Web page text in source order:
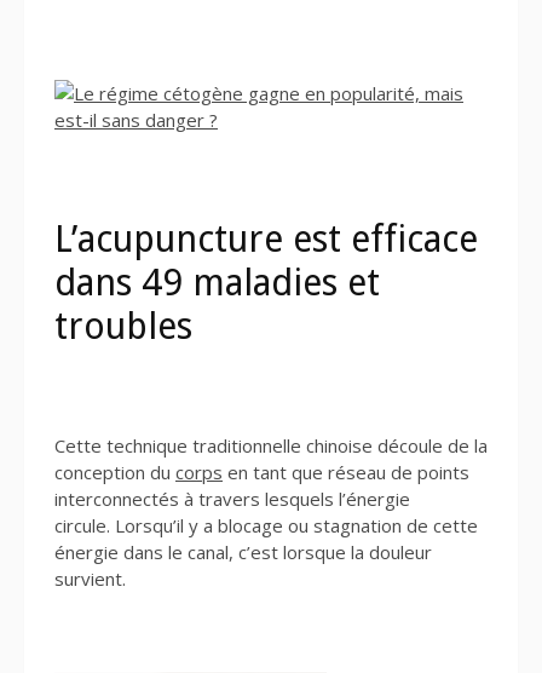
L’acupuncture est efficace
dans 49 maladies et
troubles
Cette technique traditionnelle chinoise découle de la
conception du corps en tant que réseau de points
interconnectés à travers lesquels l’énergie
circule. Lorsqu’il y a blocage ou stagnation de cette
énergie dans le canal, c’est lorsque la douleur
survient.